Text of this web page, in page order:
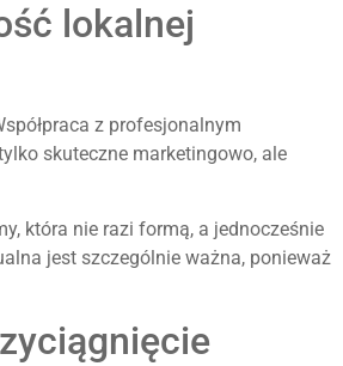
lokalnej
z profesjonalnym
skuteczne marketingowo, ale
która nie razi formą, a jednocześnie
jest szczególnie ważna, ponieważ